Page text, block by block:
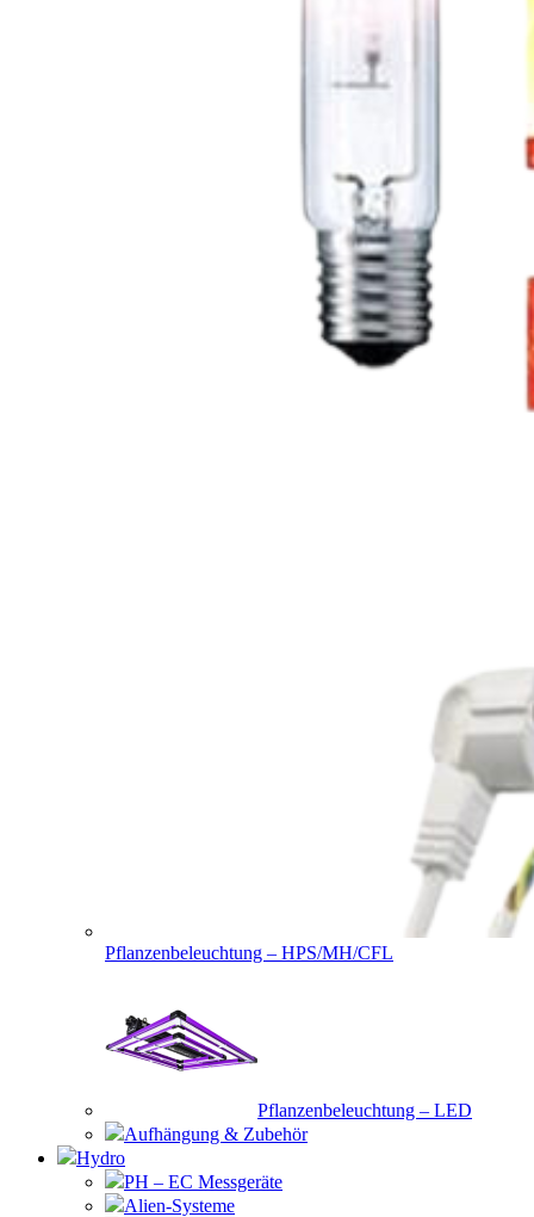
Pflanzenbeleuchtung – HPS/MH/CFL
Pflanzenbeleuchtung – LED
Aufhängung & Zubehör
Hydro
PH – EC Messgeräte
Alien-Systeme